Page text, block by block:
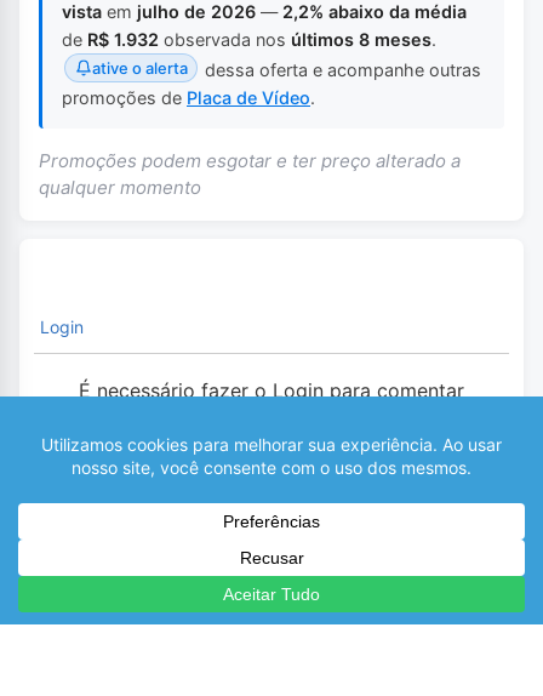
vista em julho de 2026 — 2,2% abaixo da média
de R$ 1.932 observada nos últimos 8 meses.
ative o alerta
dessa oferta e acompanhe outras
promoções de Placa de Vídeo.
Promoções podem esgotar e ter preço alterado a
qualquer momento
Login
É necessário fazer o Login para comentar
0 COMENTÁRIOS